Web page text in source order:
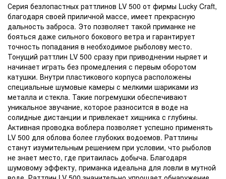
Серия безлопастных раттлинов LV 500 от фирмы Lucky Craft,
благодаря своей приличной массе, имеет прекрасную
дальность заброса. Это позволяет такой приманке не
бояться даже сильного бокового ветра и гарантирует
точность попадания в необходимое рыболову место.
Тонущий раттлин LV 500 сразу при приводнении ныряет и
начинает играть без промедления с первым оборотом
катушки. Внутри пластикового корпуса расположены
специальные шумовые камеры с мелкими шариками из
металла и стекла. Такие погремушки обеспечивают
уникальное звучание, которое разносится в воде на
солидные дистанции и привлекает хищника с глубины.
Активная проводка воблера позволяет успешно применять
LV 500 для облова более глубоких водоемов. Раттлины
станут изумительным решением при условии, что рыболов
не знает место, где притаилась добыча. Благодаря
шумовому эффекту, приманка идеальна для ловли в мутной